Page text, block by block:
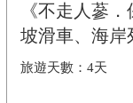
《不走人蔘
坡滑車、海岸
4天